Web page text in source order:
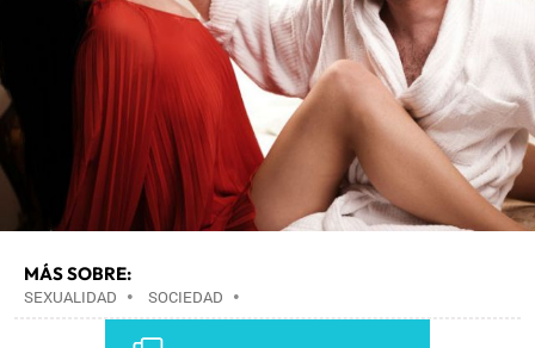
MÁS SOBRE:
SEXUALIDAD • SOCIEDAD •